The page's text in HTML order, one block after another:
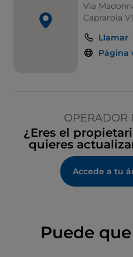
Via
Caprarola
Llamar
Página
OPERADOR
¿Eres el
quieres
Accede a tu
Puede